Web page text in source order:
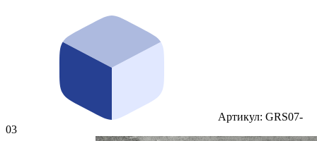
Артикул: GRS07-
03